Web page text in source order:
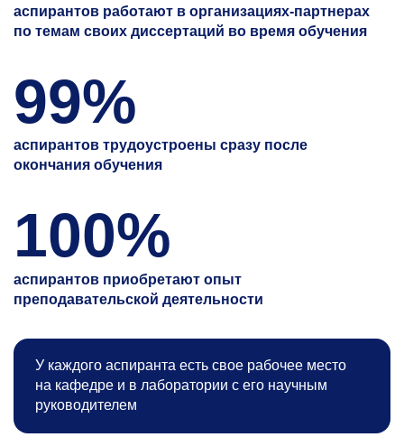
аспирантов работают в организациях-партнерах
по темам своих диссертаций во время обучения
99%
аспирантов трудоустроены сразу после
окончания обучения
100%
аспирантов приобретают опыт
преподавательской деятельности
У каждого аспиранта есть свое рабочее место
на кафедре и в лаборатории с его научным
руководителем